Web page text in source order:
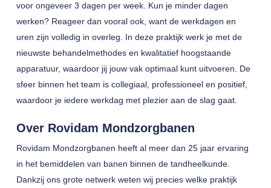
voor ongeveer 3 dagen per week. Kun je minder dagen
werken? Reageer dan vooral ook, want de werkdagen en
uren zijn volledig in overleg. In deze praktijk werk je met de
nieuwste behandelmethodes en kwalitatief hoogstaande
apparatuur, waardoor jij jouw vak optimaal kunt uitvoeren. De
sfeer binnen het team is collegiaal, professioneel en positief,
waardoor je iedere werkdag met plezier aan de slag gaat.
Over Rovidam Mondzorgbanen
Rovidam Mondzorgbanen heeft al meer dan 25 jaar ervaring
in het bemiddelen van banen binnen de tandheelkunde.
Dankzij ons grote netwerk weten wij precies welke praktijk